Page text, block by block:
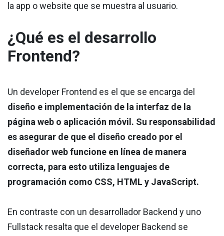
la app o website que se muestra al usuario.
¿Qué es el desarrollo
Frontend?
Un developer Frontend es el que se encarga del
diseño e implementación de la interfaz de la
página web o aplicación móvil. Su responsabilidad
es asegurar de que el diseño creado por el
diseñador web funcione en línea de manera
correcta, para esto utiliza lenguajes de
programación como CSS, HTML y JavaScript.
En contraste con un desarrollador Backend y uno
Fullstack resalta que el developer Backend se